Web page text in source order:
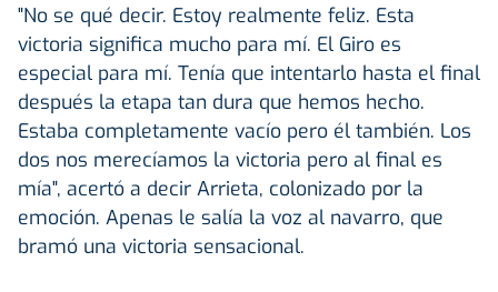
"No se qué decir. Estoy realmente feliz. Esta
victoria significa mucho para mí. El Giro es
especial para mí. Tenía que intentarlo hasta el final
después la etapa tan dura que hemos hecho.
Estaba completamente vacío pero él también. Los
dos nos merecíamos la victoria pero al final es
mía", acertó a decir Arrieta, colonizado por la
emoción. Apenas le salía la voz al navarro, que
bramó una victoria sensacional.